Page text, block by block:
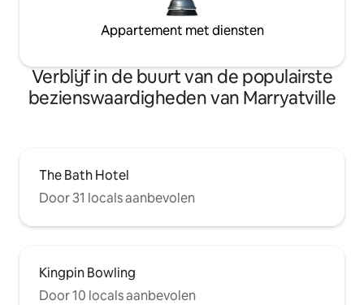
Appartement met diensten
Verblijf in de buurt van de populairste
bezienswaardigheden van Marryatville
The Bath Hotel
Door 31 locals aanbevolen
Kingpin Bowling
Door 10 locals aanbevolen